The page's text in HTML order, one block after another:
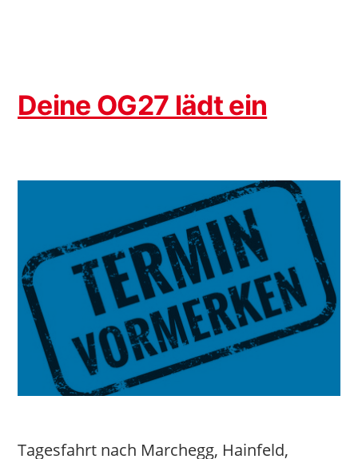
Deine OG27 lädt ein
Tagesfahrt nach Marchegg, Hainfeld,